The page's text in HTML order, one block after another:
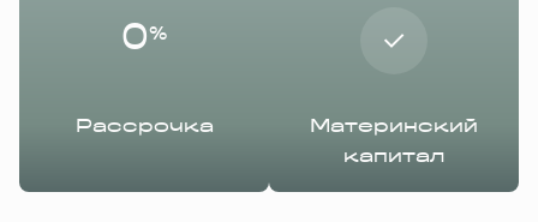
0%
Рассрочка
Материнский
капитал